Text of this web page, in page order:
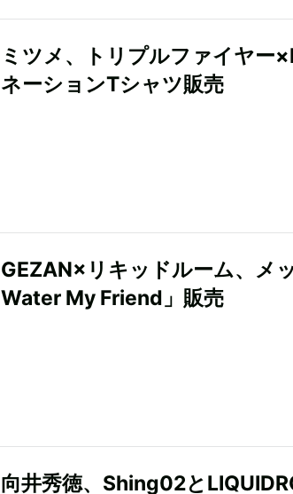
ミツメ、トリプルファイヤー
ネーションTシャツ販売
GEZAN×リキッドルーム、メ
Water My Friend」販売
向井秀徳、Shing02と